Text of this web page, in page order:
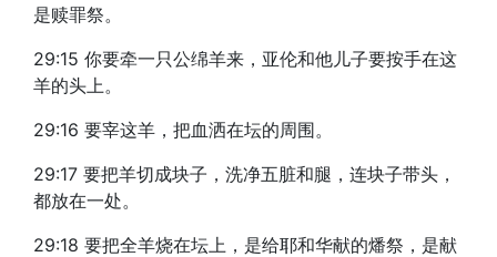
是赎罪祭。
29:15 你要牵一只公绵羊来，亚伦和他儿子要按手在这
羊的头上。
29:16 要宰这羊，把血洒在坛的周围。
29:17 要把羊切成块子，洗净五脏和腿，连块子带头，
都放在一处。
29:18 要把全羊烧在坛上，是给耶和华献的燔祭，是献